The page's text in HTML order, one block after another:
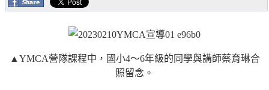
▲YMCA營隊課程中，國小4～6年級的同學與講師蔡育琳合
照留念。